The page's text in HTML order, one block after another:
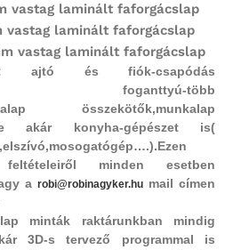
vastag laminált faforgácslap
vastag laminált faforgácslap
vastag laminált faforgácslap
ajtó és fiók-csapódás
foganttyú-több
összekötők,munkalap
akár konyha-gépészet is(
minden esetben
a robi@robinagyker.hu mail címen
minták raktárunkban mindig
3D-s tervező programmal is